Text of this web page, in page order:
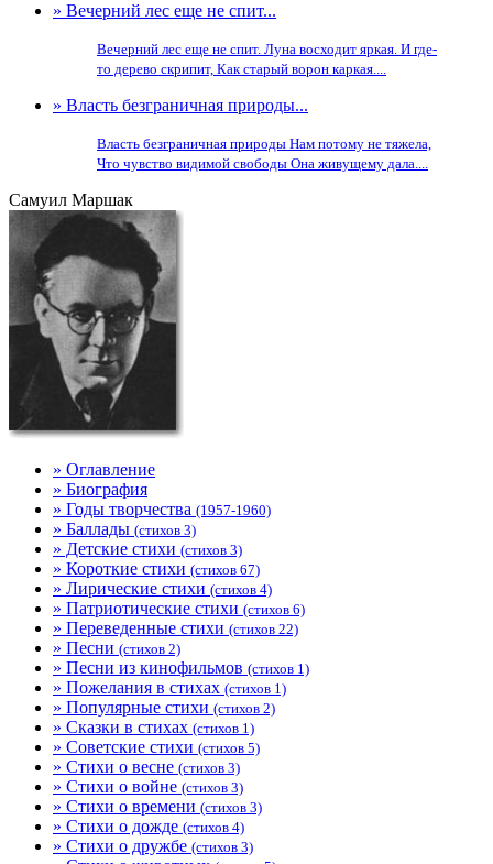
» Вечерний лес еще не спит...
Вечерний лес еще не спит. Луна восходит яркая. И где-
то дерево скрипит, Как старый ворон каркая....
» Власть безграничная природы...
Власть безграничная природы Нам потому не тяжела,
Что чувство видимой свободы Она живущему дала....
Самуил Маршак
» Оглавление
» Биография
» Годы творчества (1957-1960)
» Баллады (стихов 3)
» Детские стихи (стихов 3)
» Короткие стихи (стихов 67)
» Лирические стихи (стихов 4)
» Патриотические стихи (стихов 6)
» Переведенные стихи (стихов 22)
» Песни (стихов 2)
» Песни из кинофильмов (стихов 1)
» Пожелания в стихах (стихов 1)
» Популярные стихи (стихов 2)
» Сказки в стихах (стихов 1)
» Советские стихи (стихов 5)
» Стихи о весне (стихов 3)
» Стихи о войне (стихов 3)
» Стихи о времени (стихов 3)
» Стихи о дожде (стихов 4)
» Стихи о дружбе (стихов 3)